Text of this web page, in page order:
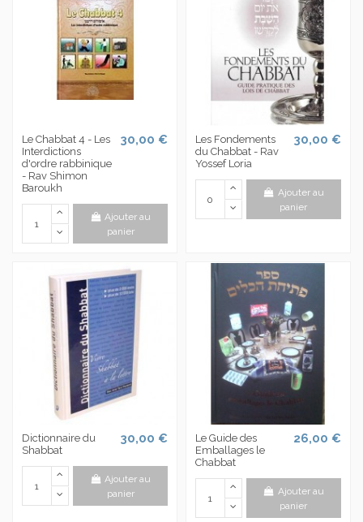
Le Chabbat 4 - Les
Interdictions
d'ordre rabbinique
- Rav Shimon
Baroukh
30,00 €
Ajouter au
panier
Les Fondements
du Chabbat - Rav
Yossef Loria
30,00 €
Ajouter au
panier
Dictionnaire du
Shabbat
30,00 €
Ajouter au
panier
Le Guide des
Emballages le
Chabbat
26,00 €
Ajouter au
panier